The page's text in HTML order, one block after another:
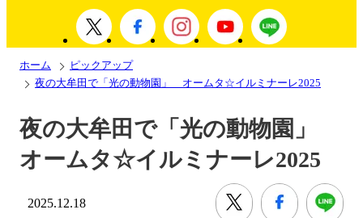
ホーム
ピックアップ
夜の大牟田で「光の動物園」 オームタ☆イルミナーレ2025
夜の大牟田で「光の動物園」
オームタ☆イルミナーレ2025
2025.12.18